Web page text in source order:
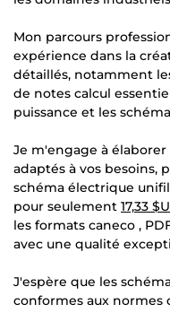
Mon parcours
expérience dans la
détaillés, notamment
de notes calcul
puissance et les
Je m'engage à
adaptés à vos besoins,
schéma électrique
pour seulement 17,33
les formats caneco ,
avec une qualité
J'espère que les
conformes aux normes